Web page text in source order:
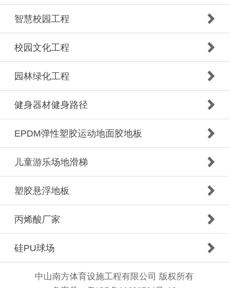
智慧校园工程
校园文化工程
园林绿化工程
健身器材健身路径
EPDM弹性塑胶运动地面胶地板
儿童游乐场地滑梯
塑胶悬浮地板
丙烯酸厂家
硅PU球场
中山南方体育设施工程有限公司 版权所有